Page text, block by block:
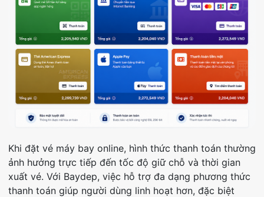
Khi đặt vé máy bay online, hình thức thanh toán thường
ảnh hưởng trực tiếp đến tốc độ giữ chỗ và thời gian
xuất vé. Với Baydep, việc hỗ trợ đa dạng phương thức
thanh toán giúp người dùng linh hoạt hơn, đặc biệt